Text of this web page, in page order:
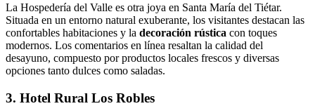
La Hospedería del Valle es otra joya en Santa María del Tiétar.
Situada en un entorno natural exuberante, los visitantes destacan las
confortables habitaciones y la decoración rústica con toques
modernos. Los comentarios en línea resaltan la calidad del
desayuno, compuesto por productos locales frescos y diversas
opciones tanto dulces como saladas.
3. Hotel Rural Los Robles